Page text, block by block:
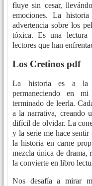
fluye sin cesar,
emociones. La
advertencia sobre los
tóxica. Es una
lectores que han
Los Cretinos pdf
La historia es a la
permaneciendo en
terminado de leerla.
a la narrativa, creando
difícil de olvidar. La
y la serie me hace
la historia en carne
mezcla única de drama,
la convierte en libro
Nos desafía a mirar